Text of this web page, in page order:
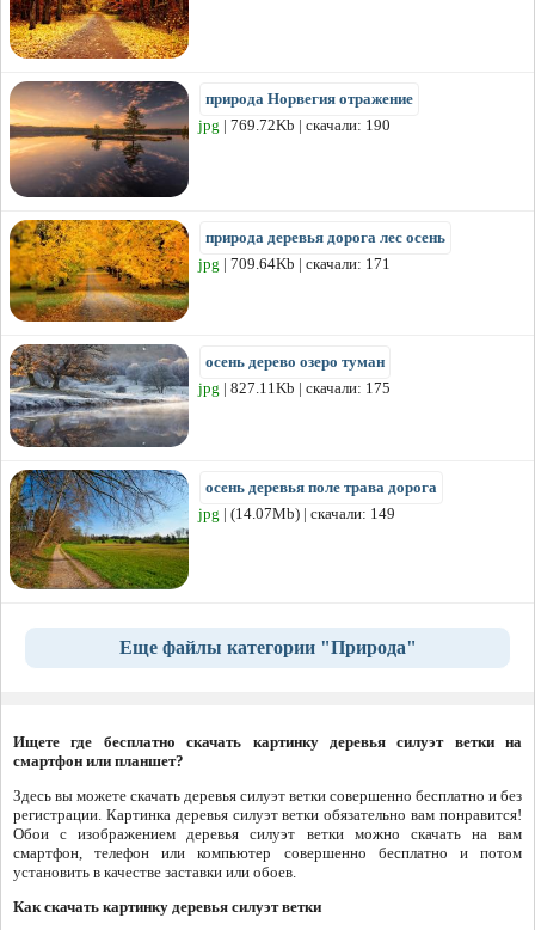
природа Норвегия отражение
jpg | 769.72Kb | скачали: 190
природа деревья дорога лес осень
jpg | 709.64Kb | скачали: 171
осень дерево озеро туман
jpg | 827.11Kb | скачали: 175
осень деревья поле трава дорога
jpg | (14.07Mb) | скачали: 149
Еще файлы категории "Природа"
Ищете где бесплатно скачать картинку деревья силуэт ветки на
смартфон или планшет?
Здесь вы можете скачать деревья силуэт ветки совершенно бесплатно и без
регистрации. Картинка деревья силуэт ветки обязательно вам понравится!
Обои с изображением деревья силуэт ветки можно скачать на вам
смартфон, телефон или компьютер совершенно бесплатно и потом
установить в качестве заставки или обоев.
Как скачать картинку деревья силуэт ветки